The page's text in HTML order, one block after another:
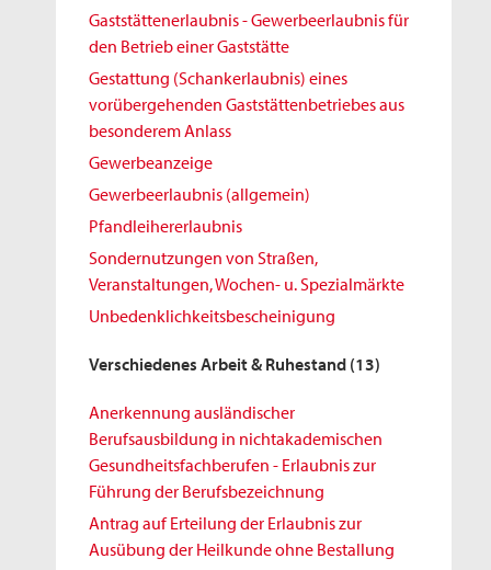
Gaststättenerlaubnis - Gewerbeerlaubnis für
den Betrieb einer Gaststätte
Gestattung (Schankerlaubnis) eines
vorübergehenden Gaststättenbetriebes aus
besonderem Anlass
Gewerbeanzeige
Gewerbeerlaubnis (allgemein)
Pfandleihererlaubnis
Sondernutzungen von Straßen,
Veranstaltungen, Wochen- u. Spezialmärkte
Unbedenklichkeitsbescheinigung
Verschiedenes Arbeit & Ruhestand (13)
Anerkennung ausländischer
Berufsausbildung in nichtakademischen
Gesundheitsfachberufen - Erlaubnis zur
Führung der Berufsbezeichnung
Antrag auf Erteilung der Erlaubnis zur
Ausübung der Heilkunde ohne Bestallung